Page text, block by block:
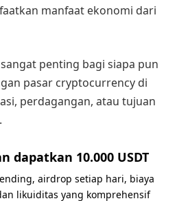
manfaat ekonomi dari
penting bagi siapa pun
pasar cryptocurrency di
perdagangan, atau tujuan
dapatkan 10.000 USDT
airdrop setiap hari, biaya
likuiditas yang komprehensif